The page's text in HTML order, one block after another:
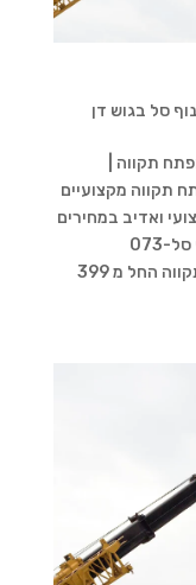
סל בגוש דן
תקווה |
תקווה מקצועיים
ואדיב במחירים
ללא תחרות הכי מקצועיים בעבודות מנוף סל073-
7020524 שירותי מנוף סל באזור פתח תקווה החל מ 399